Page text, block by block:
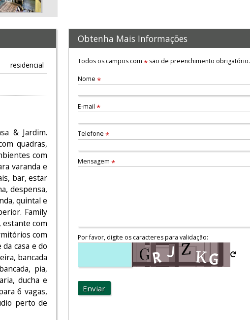
residencial
& Jardim.
quadras,
com
varanda e
bar, estar
despensa,
quintal e
Family
estante com
com
casa e do
bancada
pia,
ducha e
6 vagas,
perto de
Obtenha Mais Informações
Todos os campos com *são de preenchimento obrigatório.
Nome *
E-mail *
Telefone *
Mensagem *
Por favor, digite os caracteres para validação:
Enviar